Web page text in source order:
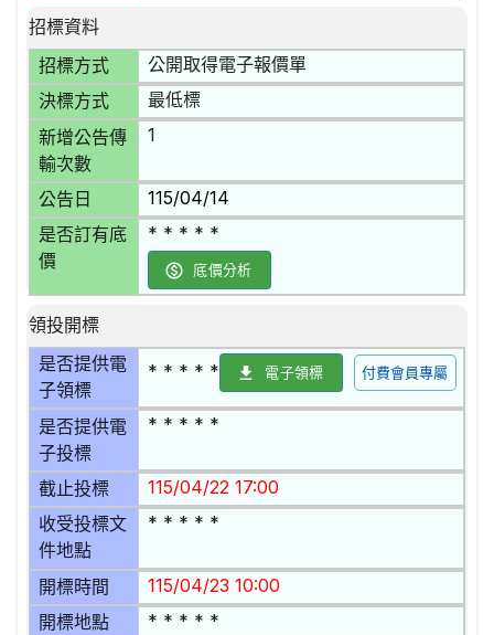
招標資料
招標方式
公開取得電子報價單
決標方式 最低標
新增公告傳
輸次數
1
公告日 115/04/14
是否訂有底
價
* * * * *
底價分析
領投開標
是否提供電
子領標
* * * * * 電子領標 付費會員專屬
是否提供電
子投標
* * * * *
截止投標 115/04/22 17:00
收受投標文
件地點
* * * * *
開標時間 115/04/23 10:00
開標地點 * * * * *